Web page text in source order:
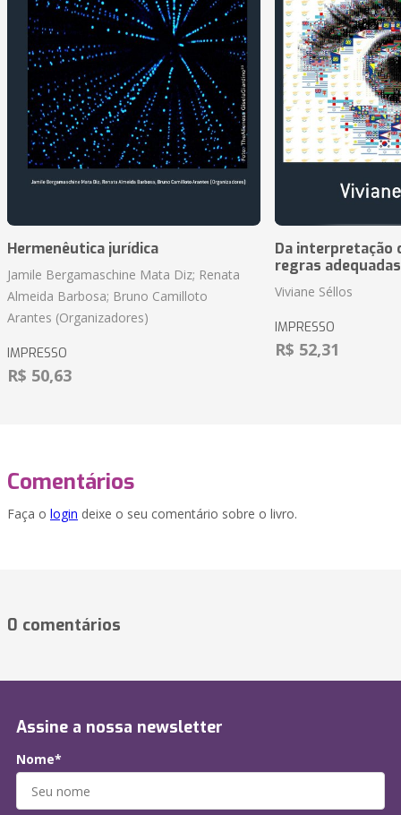
Hermenêutica jurídica
Jamile Bergamaschine Mata Diz; Renata
Almeida Barbosa; Bruno Camilloto
Arantes (Organizadores)
IMPRESSO
R$ 50,63
Da interpretação
regras
Viviane Séllos
IMPRESSO
R$ 52,31
Comentários
Faça o login deixe o seu comentário sobre o livro.
0 comentários
Assine a nossa newsletter
Nome*